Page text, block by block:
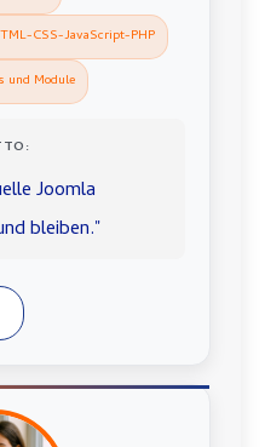
CSS-JavaScript-PHP
und Module
Joomla
bleiben."